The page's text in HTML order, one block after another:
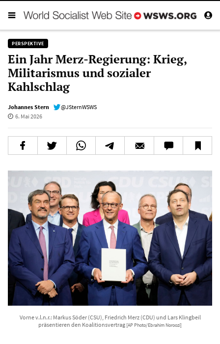
PERSPEKTIVE
Ein Jahr Merz-Regierung: Krieg,
Militarismus und sozialer
Kahlschlag
Johannes Stern
@JSternWSWS
6. Mai 2026
Vorne v.l.n.r.: Markus Söder (CSU), Friedrich Merz (CDU) und Lars Klingbeil
präsentieren den Koalitionsvertrag [AP Photo/Ebrahim Noroozi]